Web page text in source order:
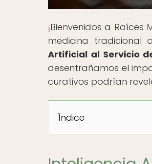
¡Bienvenidos a
medicina tradicional
Artificial al Servicio
desentrañamos el
curativos podrían
Índice